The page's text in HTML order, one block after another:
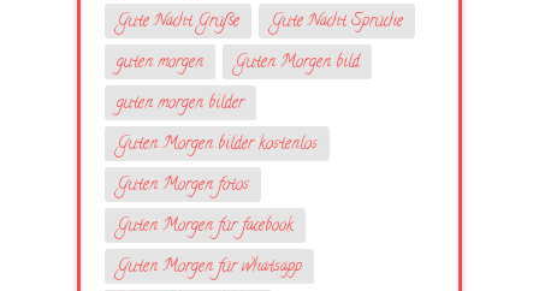
Gute Nacht Grüße
Gute Nacht Sprüche
guten morgen
Guten Morgen bild
guten morgen bilder
Guten Morgen bilder kostenlos
Guten Morgen fotos
Guten Morgen für facebook
Guten Morgen für whatsapp